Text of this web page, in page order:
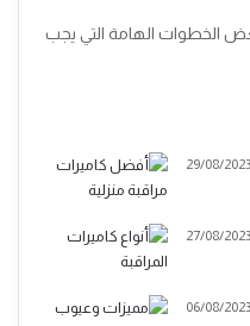
الخطوات الهامة التي يجب
29/08/
27/08/
06/08/